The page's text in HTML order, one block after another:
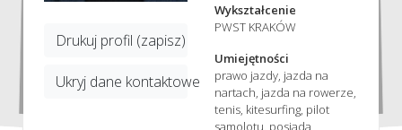
Drukuj profil (zapisz)
Ukryj dane kontaktowe
Wykształcenie
PWST KRAKÓW
Umiejętności
prawo jazdy, jazda na
nartach, jazda na rowerze,
tenis, kitesurfing, pilot
samolotu, posiada